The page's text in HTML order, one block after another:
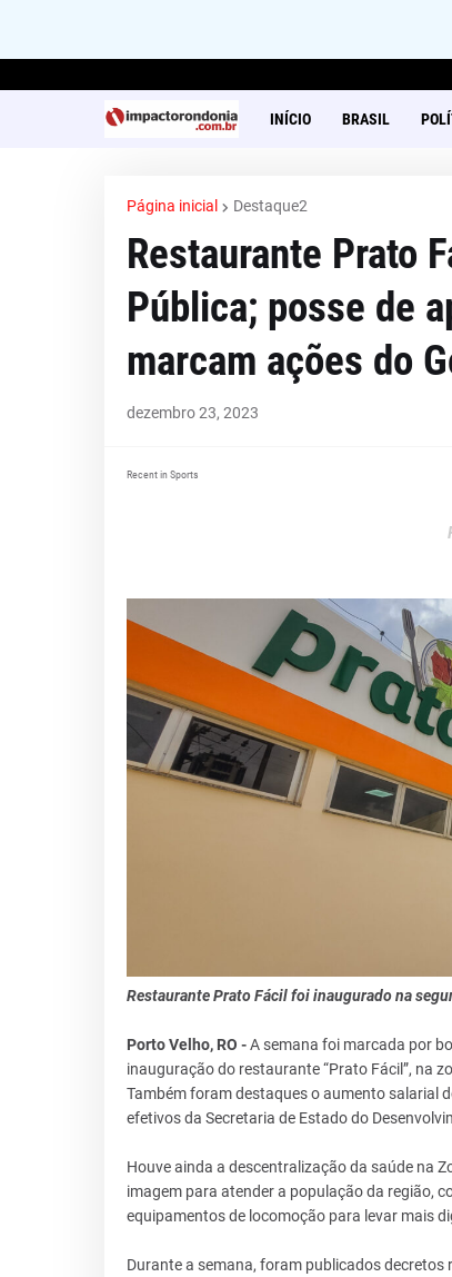
INÍCIO BRASIL
Página inicial Destaque2
Restaurante Prato
Pública; posse de
marcam ações do
dezembro 23, 2023
Recent in Sports
Restaurante Prato Fácil foi inaugurado na
Porto Velho, RO -A semana foi marcada por
inauguração do restaurante “Prato Fácil”, na
Também foram destaques o aumento salarial
efetivos da Secretaria de Estado do
Houve ainda a descentralização da saúde na
imagem para atender a população da região,
equipamentos de locomoção para levar mais
Durante a semana, foram publicados